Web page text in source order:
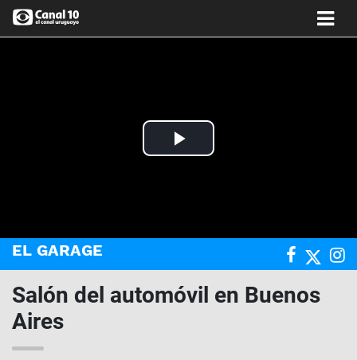
Play
EL GARAGE
Salón del automóvil en Buenos
Aires